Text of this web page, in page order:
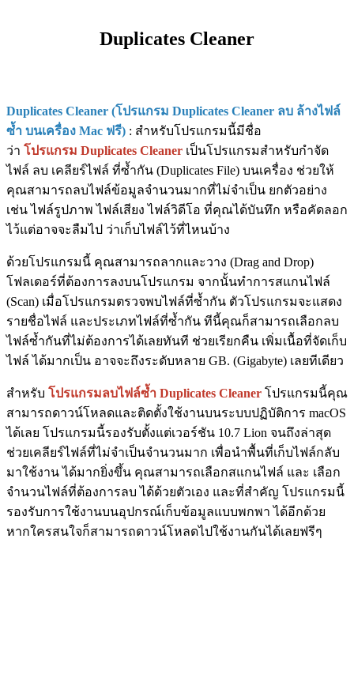
Duplicates Cleaner
Duplicates Cleaner (โปรแกรม Duplicates Cleaner ลบ ล้างไฟล์
ซ้ำ บนเครื่อง Mac ฟรี) : สำหรับโปรแกรมนี้มีชื่อ
ว่า โปรแกรม Duplicates Cleaner เป็นโปรแกรมสำหรับกำจัด
ไฟล์ ลบ เคลียร์ไฟล์ ที่ซ้ำกัน (Duplicates File) บนเครื่อง ช่วยให้
คุณสามารถลบไฟล์ข้อมูลจำนวนมากที่ไม่จำเป็น ยกตัวอย่าง
เช่น ไฟล์รูปภาพ ไฟล์เสียง ไฟล์วิดีโอ ที่คุณได้บันทึก หรือคัดลอก
ไว้แต่อาจจะลืมไป ว่าเก็บไฟล์ไว้ที่ไหนบ้าง
ด้วยโปรแกรมนี้ คุณสามารถลากและวาง (Drag and Drop)
โฟลเดอร์ที่ต้องการลงบนโปรแกรม จากนั้นทำการสแกนไฟล์
(Scan) เมื่อโปรแกรมตรวจพบไฟล์ที่ซ้ำกัน ตัวโปรแกรมจะแสดง
รายชื่อไฟล์ และประเภทไฟล์ที่ซ้ำกัน ทีนี้คุณก็สามารถเลือกลบ
ไฟล์ซ้ำกันที่ไม่ต้องการได้เลยทันที ช่วยเรียกคืน เพิ่มเนื้อที่จัดเก็บ
ไฟล์ ได้มากเป็น อาจจะถึงระดับหลาย GB. (Gigabyte) เลยทีเดียว
สำหรับ โปรแกรมลบไฟล์ซ้ำ Duplicates Cleaner โปรแกรมนี้คุณ
สามารถดาวน์โหลดและติดตั้งใช้งานบนระบบปฏิบัติการ macOS
ได้เลย โปรแกรมนี้รองรับตั้งแต่เวอร์ชัน 10.7 Lion จนถึงล่าสุด
ช่วยเคลียร์ไฟล์ที่ไม่จำเป็นจำนวนมาก เพื่อนำพื้นที่เก็บไฟล์กลับ
มาใช้งาน ได้มากยิ่งขึ้น คุณสามารถเลือกสแกนไฟล์ และ เลือก
จำนวนไฟล์ที่ต้องการลบ ได้ด้วยตัวเอง และที่สำคัญ โปรแกรมนี้
รองรับการใช้งานบนอุปกรณ์เก็บข้อมูลแบบพกพา ได้อีกด้วย
หากใครสนใจก็สามารถดาวน์โหลดไปใช้งานกันได้เลยฟรีๆ